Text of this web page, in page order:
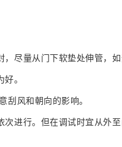
，尽量从门下软垫处伸管，如
。
刮风和朝向的影响。
次进行。但在调试时宜从外至